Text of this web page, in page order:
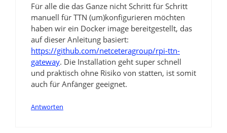
Für alle die das Ganze nicht Schritt für Schritt
manuell für TTN (um)konfigurieren möchten
haben wir ein Docker image bereitgestellt, das
auf dieser Anleitung basiert:
https://github.com/netceteragroup/rpi-ttn-
gateway. Die Installation geht super schnell
und praktisch ohne Risiko von statten, ist somit
auch für Anfänger geeignet.
Antworten